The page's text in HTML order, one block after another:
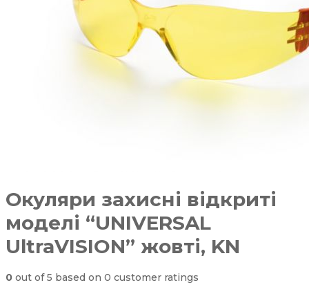
Окуляри захисні відкриті
моделі “UNIVERSAL
UltraVISION” жовті, KN
0 out of5 based on 0 customer ratings